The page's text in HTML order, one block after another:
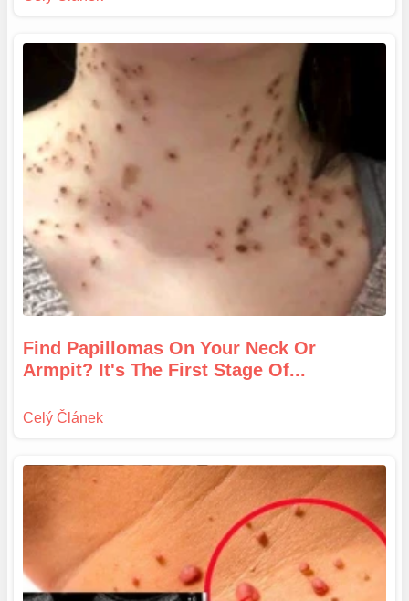
Find Papillomas On Your Neck Or
Armpit? It's The First Stage Of...